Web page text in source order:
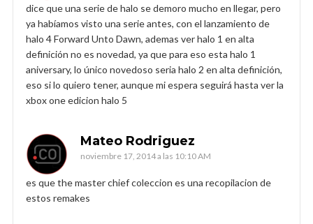
dice que una serie de halo se demoro mucho en llegar, pero
ya habíamos visto una serie antes, con el lanzamiento de
halo 4 Forward Unto Dawn, ademas ver halo 1 en alta
definición no es novedad, ya que para eso esta halo 1
aniversary, lo único novedoso seria halo 2 en alta definición,
eso si lo quiero tener, aunque mi espera seguirá hasta ver la
xbox one edicion halo 5
Mateo Rodriguez
noviembre 17, 2014 a las 10:10 AM
es que the master chief coleccion es una recopilacion de
estos remakes